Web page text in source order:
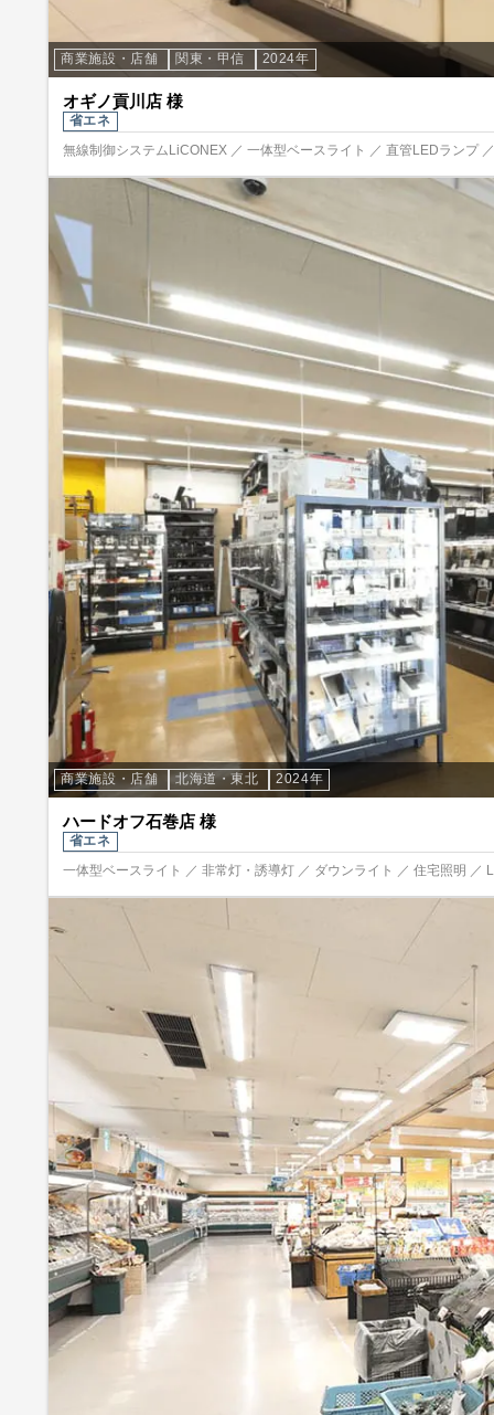
商業施設・店舗 関東・甲信 2024年
オギノ貢川店 様
省エネ
無線制御システムLiCONEX ／ 一体型ベースライト ／ 直管LEDランプ
商業施設・店舗 北海道・東北 2024年
ハードオフ石巻店 様
省エネ
一体型ベースライト ／ 非常灯・誘導灯 ／ ダウンライト ／ 住宅照明 ／